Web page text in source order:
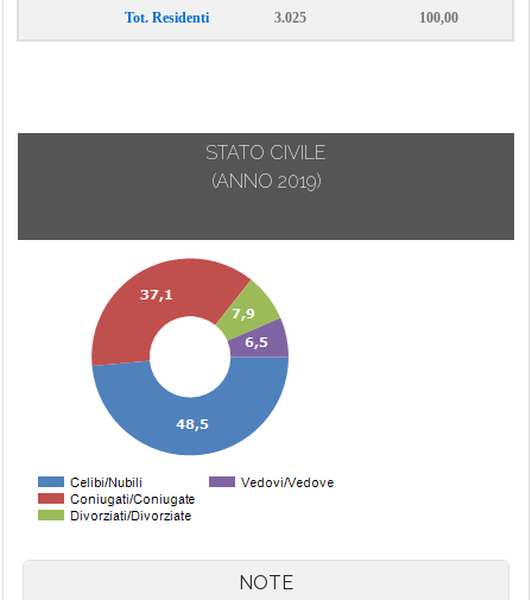
Tot. Residenti 3.025 100,00
STATO CIVILE
(ANNO 2019)
NOTE